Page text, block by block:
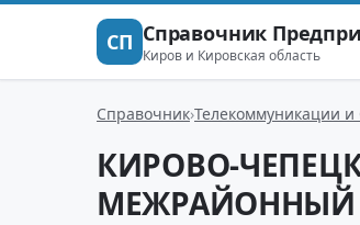
СП Справочник
Киров и Кировская область
Справочник Телекоммуникации и
КИРОВО-
МЕЖРАЙОННЫЙ